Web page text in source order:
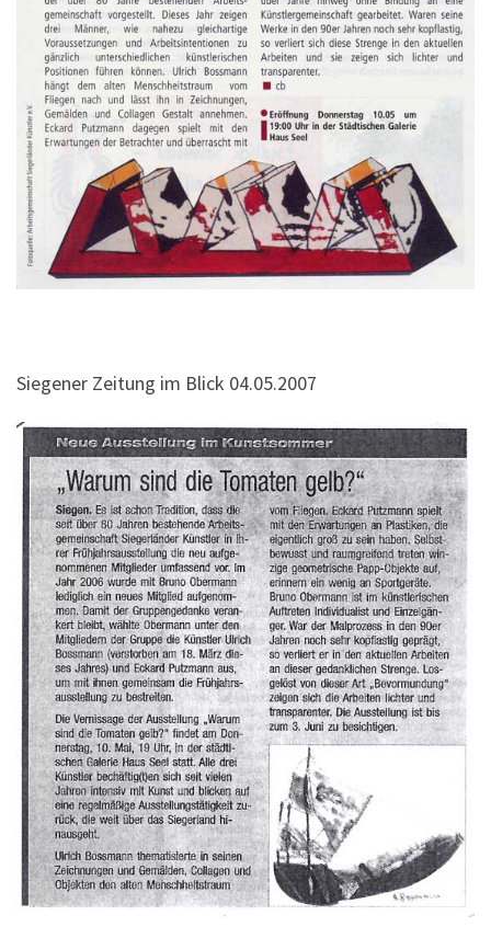
Siegener Zeitung im Blick 04.05.2007